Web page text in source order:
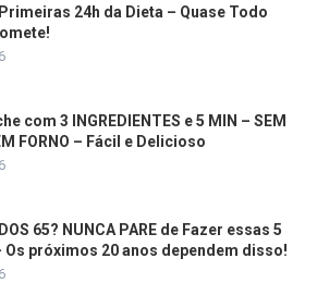
24h da Dieta – Quase Todo
com 3 INGREDIENTES e 5 MIN – SEM
FORNO – Fácil e Delicioso
65? NUNCA PARE de Fazer essas 5
Os próximos 20 anos dependem disso!